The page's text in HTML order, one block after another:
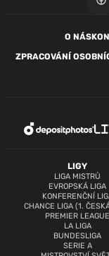
O NÁS
ZPRACOVÁNÍ
LIGY
LIGA MISTRŮ
EVROPSKÁ LIGA
KONFERENČNÍ
CHANCE LIGA (1.
PREMIER LEAGUE
LA LIGA
BUNDESLIGA
SERIE A